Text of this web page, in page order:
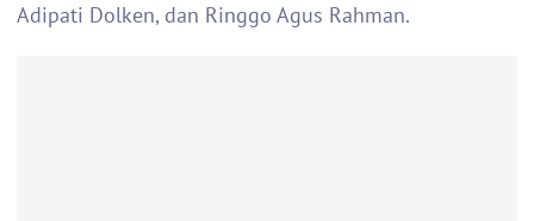
Adipati Dolken, dan Ringgo Agus Rahman.